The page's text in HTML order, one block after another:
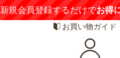
新規会員登録するだけでお得
お買い物ガイド